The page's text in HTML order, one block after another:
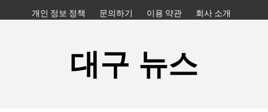
to
개인 정보 정책 문의하기 이용 약관 회사 소개
대구 뉴스